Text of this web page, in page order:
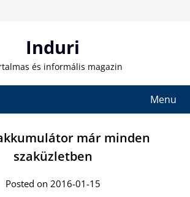
Induri
és informális magazin
Menu
már minden
szaküzletben
Posted on 2016-01-15